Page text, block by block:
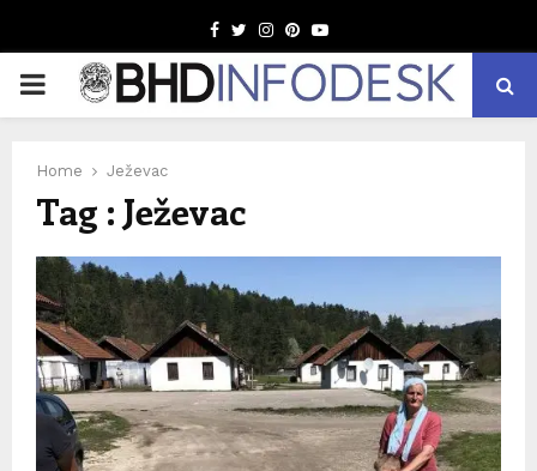
Facebook
TwitterInstagram
Pinterest
Youtube
PRIMARY
Home Ježevac
Tag : Ježevac